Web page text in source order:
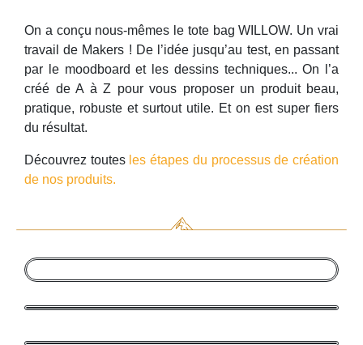
On a conçu nous-mêmes le tote bag WILLOW. Un vrai
travail de Makers ! De l’idée jusqu’au test, en passant
par le moodboard et les dessins techniques... On l’a
créé de A à Z pour vous proposer un produit beau,
pratique, robuste et surtout utile. Et on est super fiers
du résultat.
Découvrez toutes les étapes du processus de création
de nos produits.